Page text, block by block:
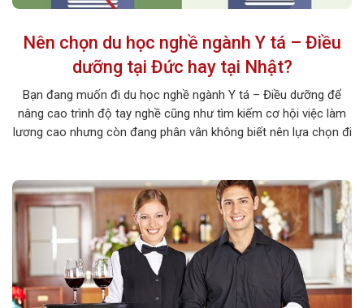
Nên chọn du học nghề ngành Y tá – Điều
dưỡng tại Đức hay tại Nhật?
Bạn đang muốn đi du học nghề ngành Y tá – Điều dưỡng để
nâng cao trình độ tay nghề cũng như tìm kiếm cơ hội việc làm
lương cao nhưng còn đang phân vân không biết nên lựa chọn đi